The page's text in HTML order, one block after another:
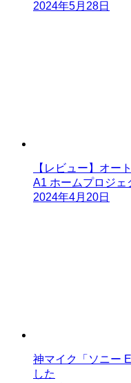
2024年5月28日
【レビュー】オー
A1 ホームプロジェ
2024年4月20日
神マイク「ソニー
した